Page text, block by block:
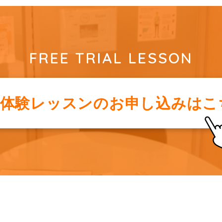
FREE TRIAL LESSON
験レッスンのお申し込みは